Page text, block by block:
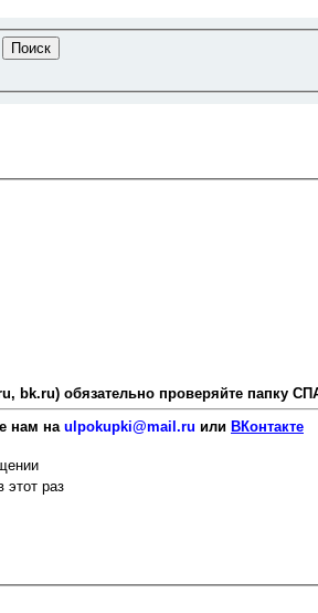
bk.ru) обязательно проверяйте папку
нам на ulpokupki@mail.ru или ВКонтакте
этот раз